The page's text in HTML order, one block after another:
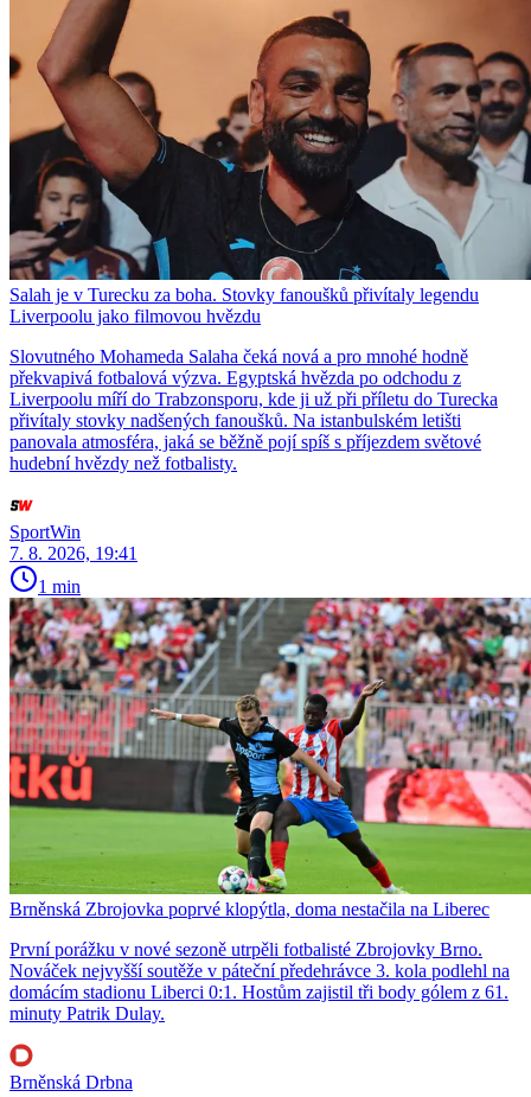
Salah je v Turecku za boha. Stovky fanoušků přivítaly legendu
Liverpoolu jako filmovou hvězdu
Slovutného Mohameda Salaha čeká nová a pro mnohé hodně
překvapivá fotbalová výzva. Egyptská hvězda po odchodu z
Liverpoolu míří do Trabzonsporu, kde ji už při příletu do Turecka
přivítaly stovky nadšených fanoušků. Na istanbulském letišti
panovala atmosféra, jaká se běžně pojí spíš s příjezdem světové
hudební hvězdy než fotbalisty.
SportWin
7. 8. 2026, 19:41
1 min
Brněnská Zbrojovka poprvé klopýtla, doma nestačila na Liberec
První porážku v nové sezoně utrpěli fotbalisté Zbrojovky Brno.
Nováček nejvyšší soutěže v páteční předehrávce 3. kola podlehl na
domácím stadionu Liberci 0:1. Hostům zajistil tři body gólem z 61.
minuty Patrik Dulay.
Brněnská Drbna